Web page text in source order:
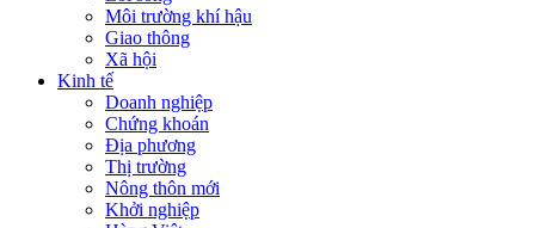
Môi trường khí hậu
Giao thông
Xã hội
Kinh tế
Doanh nghiệp
Chứng khoán
Địa phương
Thị trường
Nông thôn mới
Khởi nghiệp